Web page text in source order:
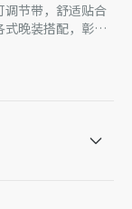
调节带，舒适贴合
晚装搭配，彰显